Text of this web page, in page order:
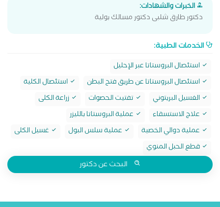
الخبرات والشهادات:
دكتور طارق شلبى دكتور مسالك بولية
الخدمات الطبية:
استئصال البروستاتا عبر الإحليل
استئصال البروستاتا عن طريق فتح البطن
استئصال الكلية
الغسيل البريتوني
تفتيت الحصوات
زراعة الكلى
علاج الاستسقاء
عملية البروستاتا بالليزر
عملية دوالي الخصية
عملية سلس البول
غسيل الكلى
قطع الحبل المنوي
البحث عن دكتور